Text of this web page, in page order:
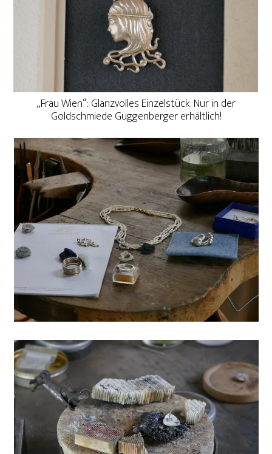
„Frau Wien“: Glanzvolles Einzelstück. Nur in der
Goldschmiede Guggenberger erhältlich!